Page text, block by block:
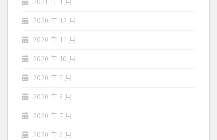
2020 年 12 月
2020 年 11 月
2020 年 10 月
2020 年 9 月
2020 年 8 月
2020 年 7 月
2020 年 6 月